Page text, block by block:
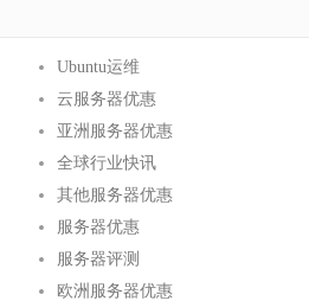
Ubuntu运维
云服务器优惠
亚洲服务器优惠
全球行业快讯
其他服务器优惠
服务器优惠
服务器评测
欧洲服务器优惠